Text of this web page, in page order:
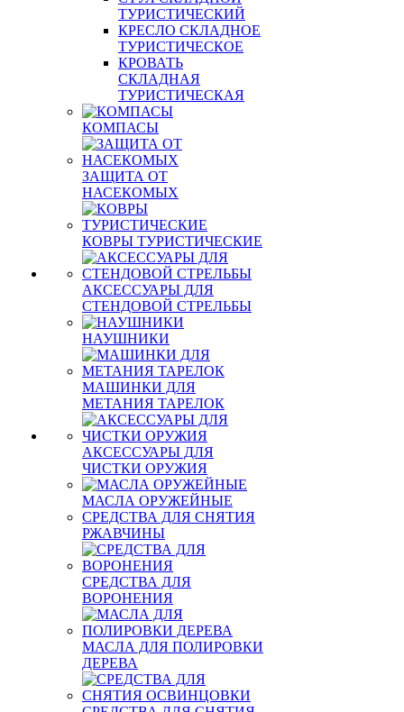
ТУРИСТИЧЕСКИЙ
КРЕСЛО СКЛАДНОЕ
ТУРИСТИЧЕСКОЕ
КРОВАТЬ
СКЛАДНАЯ
ТУРИСТИЧЕСКАЯ
КОМПАСЫ
ЗАЩИТА ОТ
НАСЕКОМЫХ
КОВРЫ ТУРИСТИЧЕСКИЕ
АКСЕССУАРЫ ДЛЯ
СТЕНДОВОЙ СТРЕЛЬБЫ
НАУШНИКИ
МАШИНКИ ДЛЯ
МЕТАНИЯ ТАРЕЛОК
АКСЕССУАРЫ ДЛЯ
ЧИСТКИ ОРУЖИЯ
МАСЛА ОРУЖЕЙНЫЕ
СРЕДСТВА ДЛЯ СНЯТИЯ
РЖАВЧИНЫ
СРЕДСТВА ДЛЯ
ВОРОНЕНИЯ
МАСЛА ДЛЯ ПОЛИРОВКИ
ДЕРЕВА